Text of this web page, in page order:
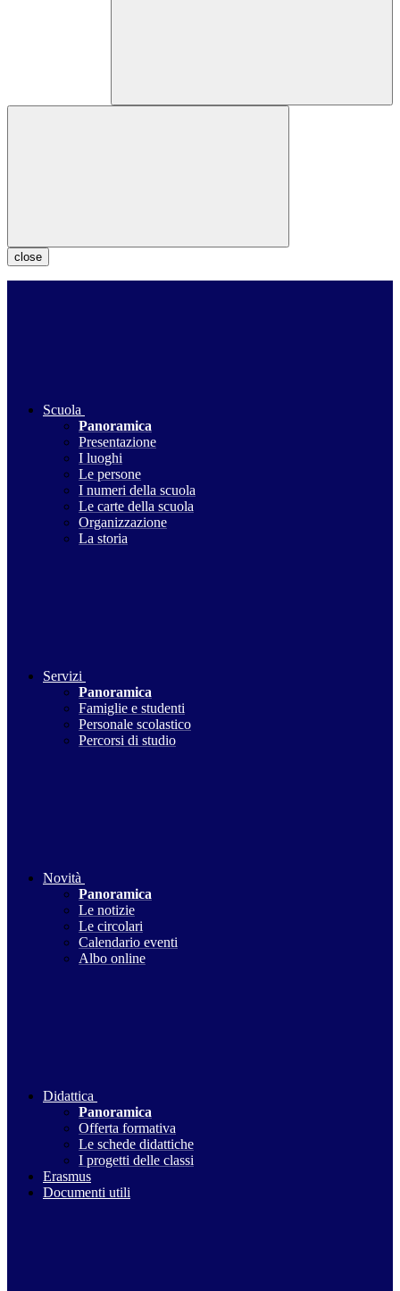
close
Scuola
Panoramica
Presentazione
I luoghi
Le persone
I numeri della scuola
Le carte della scuola
Organizzazione
La storia
Servizi
Panoramica
Famiglie e studenti
Personale scolastico
Percorsi di studio
Novità
Panoramica
Le notizie
Le circolari
Calendario eventi
Albo online
Didattica
Panoramica
Offerta formativa
Le schede didattiche
I progetti delle classi
Erasmus
Documenti utili